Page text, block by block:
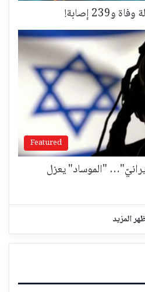
Featured
"الموساد" يعزل
المزيد